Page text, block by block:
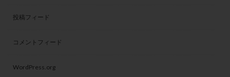
投稿フィード
コメントフィード
WordPress.org